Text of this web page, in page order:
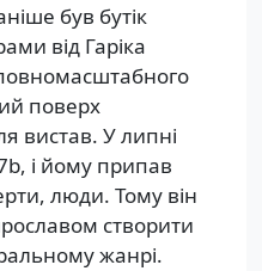
був бутік
від Гаріка
поверх
вистав. У липні
і йому припав
люди. Тому він
створити
жанрі.